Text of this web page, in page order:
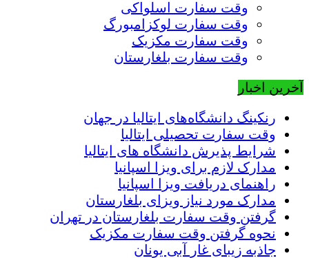
وقت سفارت اسلواکی
وقت سفارت لوکزامبورگ
وقت سفارت مکزیک
وقت سفارت بلغارستان
آخرین اخبار
رنکینگ دانشگاه‌های ایتالیا در جهان
وقت سفارت تحصیلی ایتالیا
شرایط پذیرش دانشگاه های ایتالیا
مدارک لازم برای ویزا اسپانیا
راهنمای دریافت ویزا اسپانیا
مدارک مورد نیاز ویزای بلغارستان
گرفتن وقت سفارت بلغارستان در تهران
نحوه گرفتن وقت سفارت مکزیک
جاذبه زیبای غار آبی یونان